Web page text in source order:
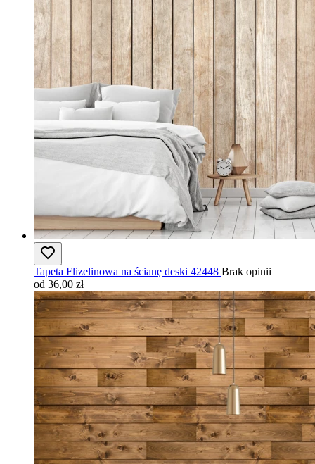
Tapeta Flizelinowa na ścianę deski 42448 Brak opinii
od 36,00 zł